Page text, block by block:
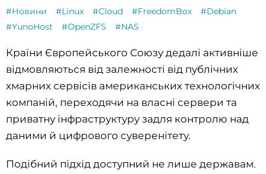
#Новини #Linux #Cloud #FreedomBox
#Debian
#YunoHost
#OpenZFS #NAS
Країни Європейського Союзу дедалі активніше
відмовляються від залежності від публічних
хмарних сервісів американських технологічних
компаній, переходячи на власні сервери та
приватну інфраструктуру задля контролю над
даними й цифрового суверенітету.
Подібний підхід доступний не лише державам.